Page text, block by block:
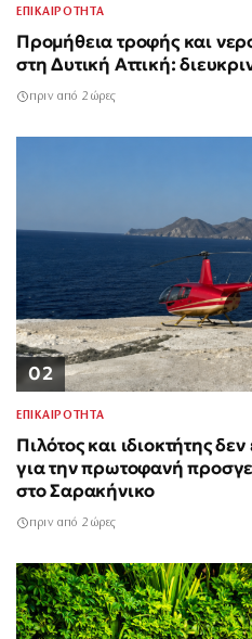
ΕΠΙΚΑΙΡΟΤΗΤΑ
Προμήθεια τροφής και
στη Δυτική Αττική:
πριν από 2 ώρες
02
ΕΠΙΚΑΙΡΟΤΗΤΑ
Πιλότος και ιδιοκτήτης
για την πρωτοφανή
στο Σαρακήνικο
πριν από 2 ώρες